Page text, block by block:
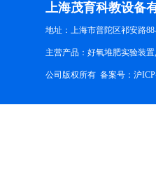
上海茂育科教设备
地址：上海市普陀区祁安路
主营产品：好氧堆肥实验装
公司版权所有 备案号： 沪